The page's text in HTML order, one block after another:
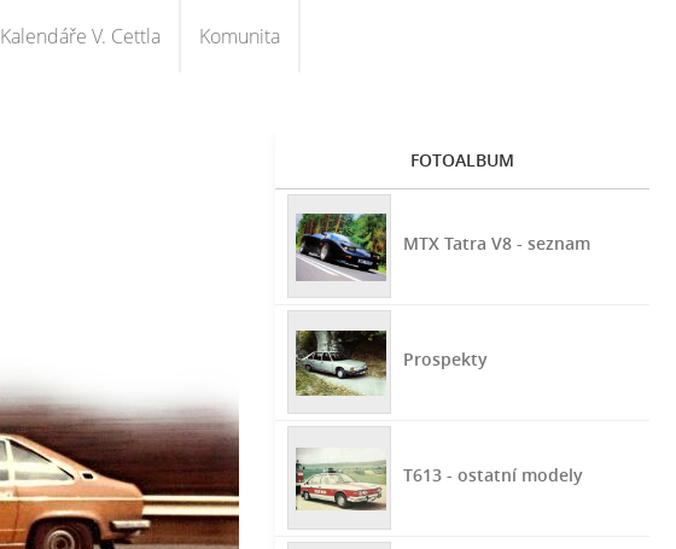
Kalendáře V. Cettla Komunita
FOTOALBUM
MTX Tatra V8 - seznam
Prospekty
T613 - ostatní modely